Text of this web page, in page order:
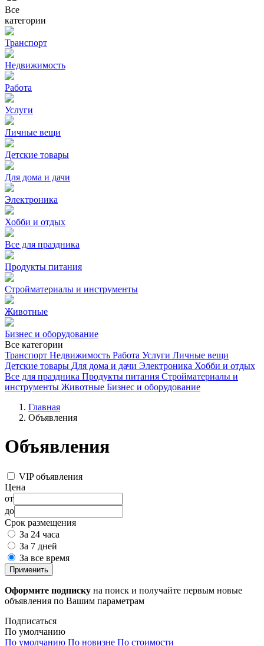
Все
категории
Транспорт
Недвижимость
Работа
Услуги
Личные вещи
Детские товары
Для дома и дачи
Электроника
Хобби и отдых
Все для праздника
Продукты питания
Стройматериалы и инструменты
Животные
Бизнес и оборудование
Все категории
Транспорт Недвижимость Работа Услуги Личные вещи
Детские товары Для дома и дачи Электроника Хобби и отдых
Все для праздника Продукты питания Стройматериалы и
инструменты Животные Бизнес и оборудование
Главная
Объявления
Объявления
VIP объявления
Цена
от
до
Срок размещения
За 24 часа
За 7 дней
За все время
Применить
Оформите подписку на поиск и получайте первым новые
объявления по Вашим параметрам
Подписаться
По умолчанию
По умолчанию По новизне По стоимости